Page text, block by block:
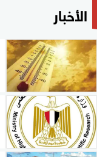
الأخبار